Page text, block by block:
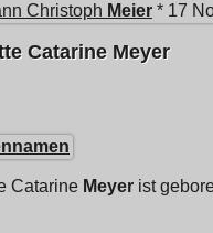
Christoph Meier * 17
Catarine Meyer
Catarine Meyer ist